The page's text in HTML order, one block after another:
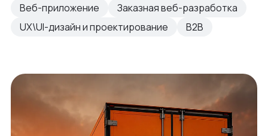
Веб-приложение
Заказная веб-разработка
UX\UI-дизайн и проектирование
B2B